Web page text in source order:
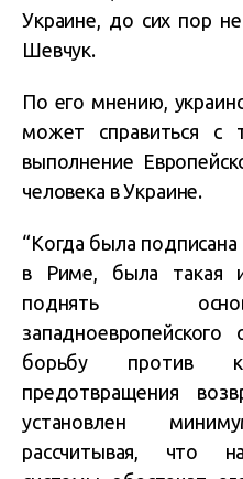
Украине, до сих пор
Шевчук.
По его мнению,
может справиться с
выполнение
человека в Украине.
“Когда была
в Риме, была такая
поднять
борьбу против
предотвращения
установлен
рассчитывая, что